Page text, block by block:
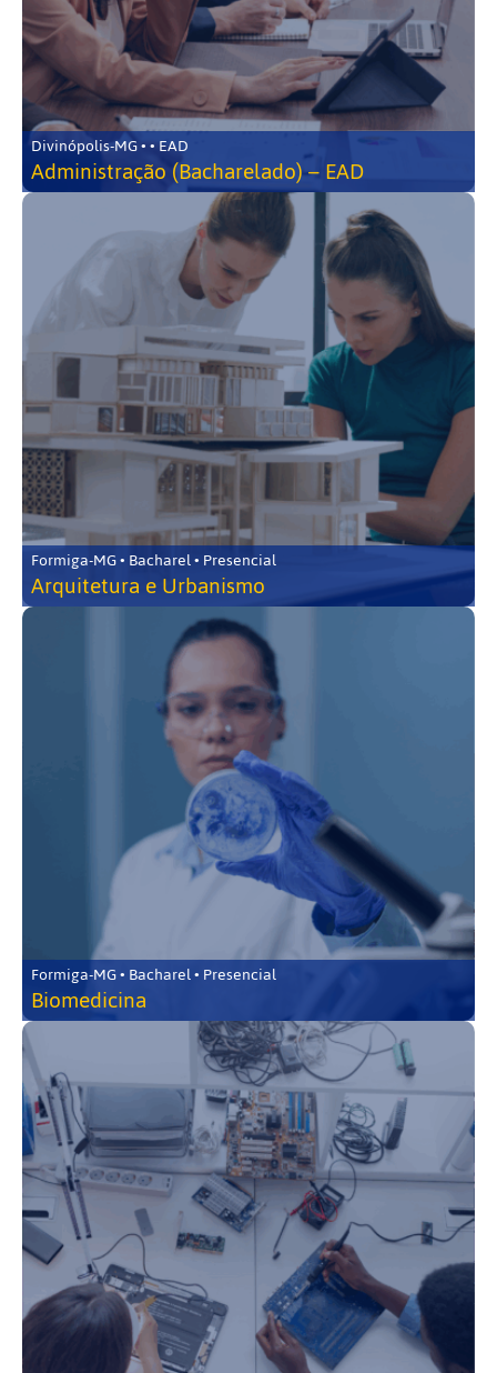
Divinópolis-MG • • EAD
Administração (Bacharelado) – EAD
Formiga-MG • Bacharel • Presencial
Arquitetura e Urbanismo
Formiga-MG • Bacharel • Presencial
Biomedicina